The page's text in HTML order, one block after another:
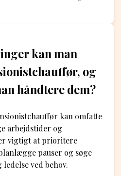
kan man
og
håndtere dem?
kan omfatte
arbejdstider og
vigtigt at prioritere
pauser og søge
ved behov.